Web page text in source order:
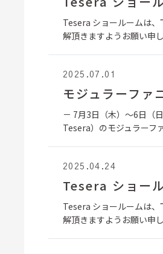
Tesera ショールームは
解頂きますようお願い申し
2025.07.01
モジュラーファ
－ 7月3日（木）～6日（
Tesera）のモジュラーフ
2025.04.24
Tesera ショー
Tesera ショールームは
解頂きますようお願い申し